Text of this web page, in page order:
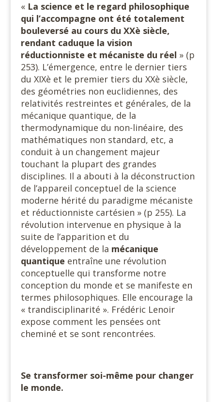
« La science et le regard philosophique
qui l’accompagne ont été totalement
bouleversé au cours du XXè siècle,
rendant caduque la vision
réductionniste et mécaniste du réel » (p
253). L’émergence, entre le dernier tiers
du XIXè et le premier tiers du XXè siècle,
des géométries non euclidiennes, des
relativités restreintes et générales, de la
mécanique quantique, de la
thermodynamique du non-linéaire, des
mathématiques non standard, etc, a
conduit à un changement majeur
touchant la plupart des grandes
disciplines. Il a abouti à la déconstruction
de l’appareil conceptuel de la science
moderne hérité du paradigme mécaniste
et réductionniste cartésien » (p 255). La
révolution intervenue en physique à la
suite de l’apparition et du
développement de la mécanique
quantique entraîne une révolution
conceptuelle qui transforme notre
conception du monde et se manifeste en
termes philosophiques. Elle encourage la
« trandisciplinarité ». Frédéric Lenoir
expose comment les pensées ont
cheminé et se sont rencontrées.
Se transformer soi-même pour changer
le monde.